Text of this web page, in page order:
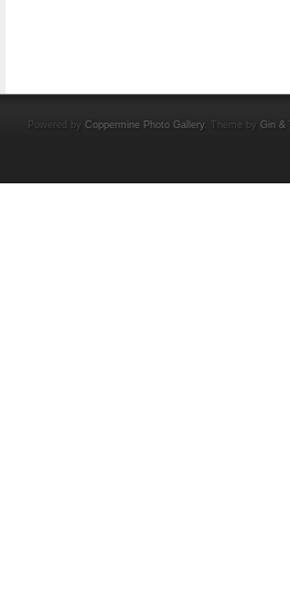
Powered by Coppermine Photo Gallery. Theme by Gin &